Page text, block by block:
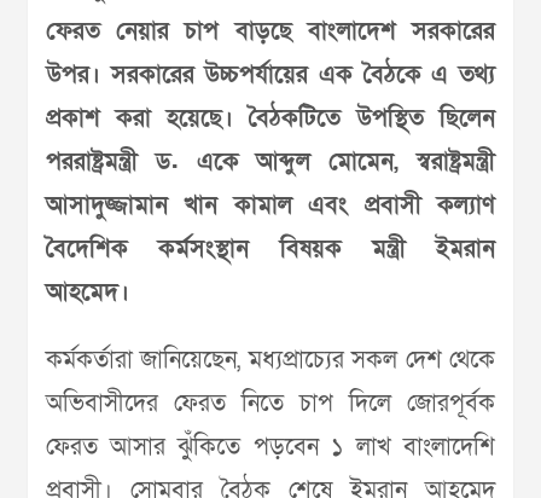
ফেরত নেয়ার চাপ বাড়ছে বাংলাদেশ সরকারের
উপর। সরকারের উচ্চপর্যায়ের এক বৈঠকে এ তথ্য
প্রকাশ করা হয়েছে। বৈঠকটিতে উপস্থিত ছিলেন
পররাষ্ট্রমন্ত্রী ড. একে আব্দুল মোমেন, স্বরাষ্ট্রমন্ত্রী
আসাদুজ্জামান খান কামাল এবং প্রবাসী কল্যাণ
বৈদেশিক কর্মসংস্থান বিষয়ক মন্ত্রী ইমরান
আহমেদ।
কর্মকর্তারা জানিয়েছেন, মধ্যপ্রাচ্যের সকল দেশ থেকে
অভিবাসীদের ফেরত নিতে চাপ দিলে জোরপূর্বক
ফেরত আসার ঝুঁকিতে পড়বেন ১ লাখ বাংলাদেশি
প্রবাসী। সোমবার বৈঠক শেষে ইমরান আহমেদ